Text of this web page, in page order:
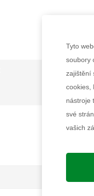
Tyto
soubory
zajištění
cookies,
nástroje
své
vašich